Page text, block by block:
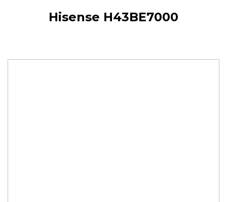
Hisense H43BE7000